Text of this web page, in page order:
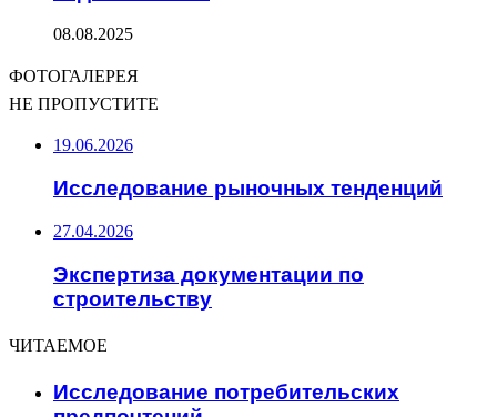
08.08.2025
ФОТОГАЛЕРЕЯ
НЕ ПРОПУСТИТЕ
19.06.2026
Исследование рыночных тенденций
27.04.2026
Экспертиза документации по
строительству
ЧИТАЕМОЕ
Исследование потребительских